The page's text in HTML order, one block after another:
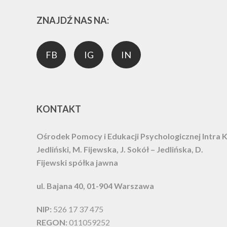
ZNAJDŹ NAS NA:
FB IG IN
KONTAKT
Ośrodek Pomocy i Edukacji Psychologicznej Intra
Jedliński, M. Fijewska, J. Sokół – Jedlińska, D.
Fijewski spółka jawna
ul. Bajana 40, 01-904 Warszawa
NIP: 526 17 37 475
REGON: 011059252